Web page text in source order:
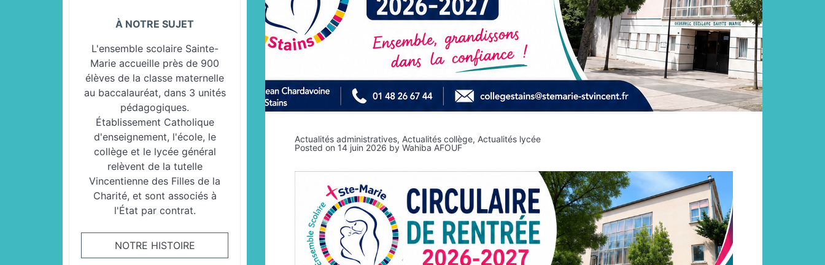
Actualités administratives, Actualités collège, Actualités lycée
Posted on 14 juin 2026 by Wahiba AFOUF
À NOTRE SUJET
L'ensemble scolaire Sainte-
Marie accueille près de 900
élèves de la classe maternelle
au baccalauréat, dans 3 unités
pédagogiques.
Établissement Catholique
d'enseignement, l'école, le
collège et le lycée général
relèvent de la tutelle
Vincentienne des Filles de la
Charité, et sont associés à
l'État par contrat.
NOTRE HISTOIRE